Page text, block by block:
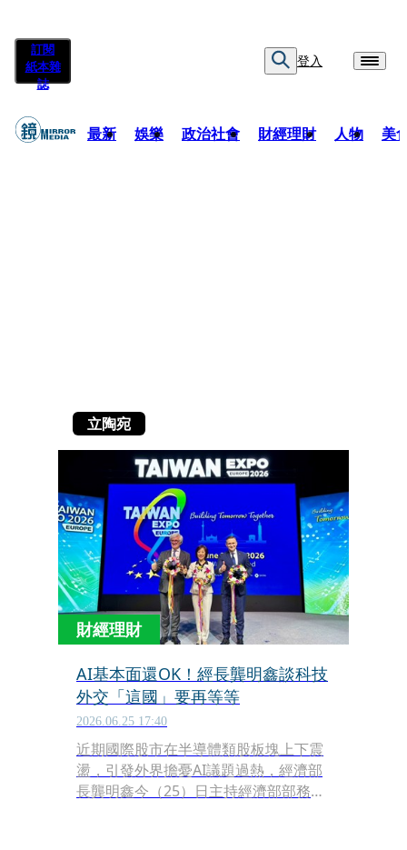
訂閱
紙本雜
誌
登入
最新 娛樂 政治社會 財經理財 人物 美
立陶宛
財經理財
AI基本面還OK！經長龔明鑫談科技
外交「這國」要再等等
2026.06.25 17:40
近期國際股市在半導體類股板塊上下震
盪，引發外界擔憂AI議題過熱，經濟部
長龔明鑫今（25）日主持經濟部部務會